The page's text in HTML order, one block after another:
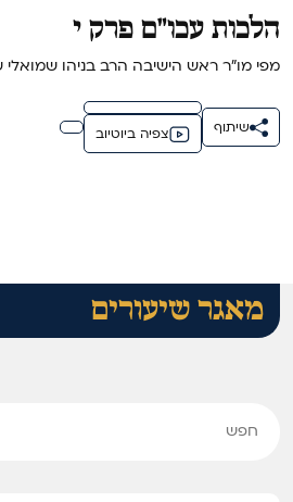
הלכות עכו"ם פרק י
מפי מו"ר ראש הישיבה הרב בניהו
צפיה ביוטיוב שיתוף
מאגר שיעורים